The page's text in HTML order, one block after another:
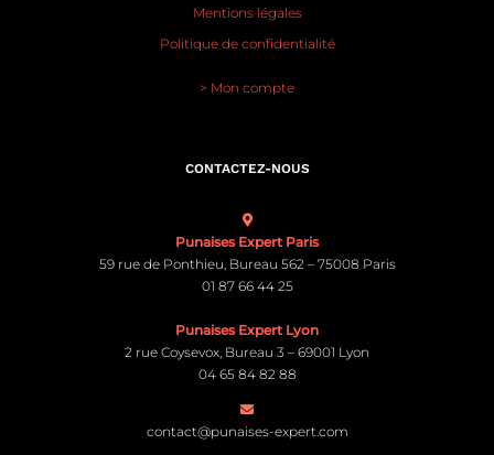
Mentions légales
Politique de confidentialité
> Mon compte
CONTACTEZ-NOUS
Punaises Expert Paris
59 rue de Ponthieu, Bureau 562 – 75008 Paris
01 87 66 44 25
Punaises Expert Lyon
2 rue Coysevox, Bureau 3 – 69001 Lyon
04 65 84 82 88
contact@punaises-expert.com